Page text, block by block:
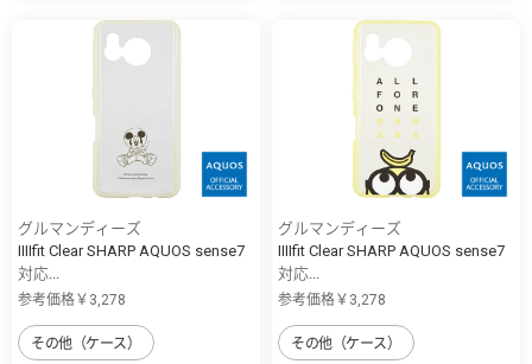
グルマンディーズ
IIIIfit Clear SHARP AQUOS sense7
対応...
参考価格￥3,278
その他（ケース）
グルマンディーズ
IIIIfit Clear SHARP AQUOS sense7
対応...
参考価格￥3,278
その他（ケース）